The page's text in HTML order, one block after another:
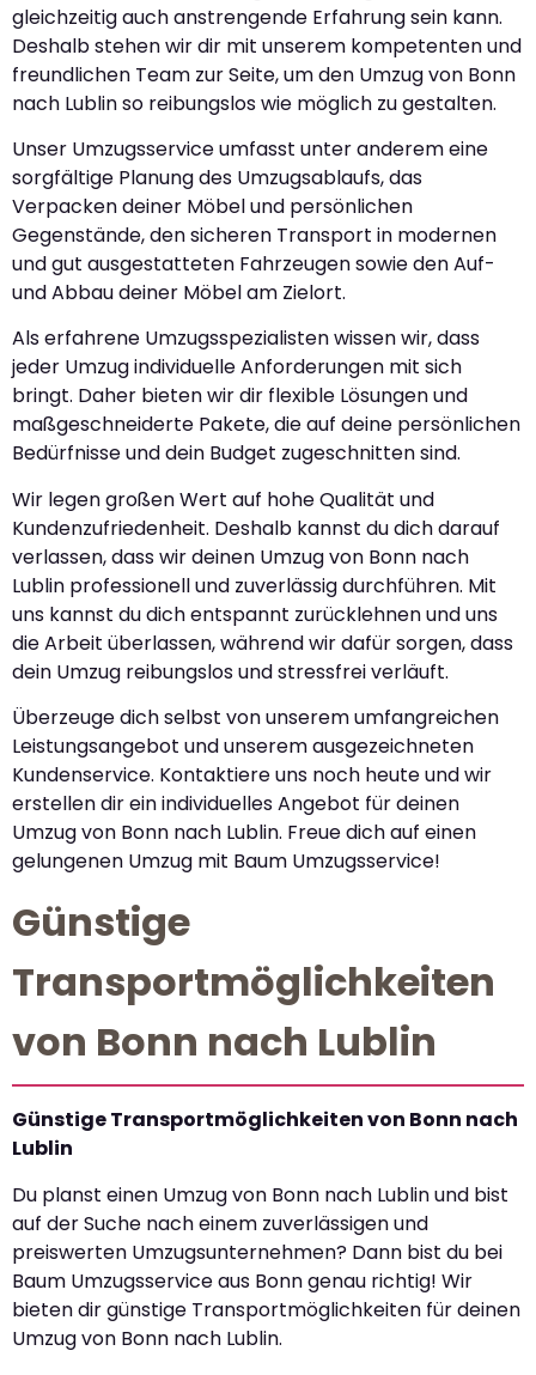
gleichzeitig auch anstrengende Erfahrung sein kann.
Deshalb stehen wir dir mit unserem kompetenten und
freundlichen Team zur Seite, um den Umzug von Bonn
nach Lublin so reibungslos wie möglich zu gestalten.
Unser Umzugsservice umfasst unter anderem eine
sorgfältige Planung des Umzugsablaufs, das
Verpacken deiner Möbel und persönlichen
Gegenstände, den sicheren Transport in modernen
und gut ausgestatteten Fahrzeugen sowie den Auf-
und Abbau deiner Möbel am Zielort.
Als erfahrene Umzugsspezialisten wissen wir, dass
jeder Umzug individuelle Anforderungen mit sich
bringt. Daher bieten wir dir flexible Lösungen und
maßgeschneiderte Pakete, die auf deine persönlichen
Bedürfnisse und dein Budget zugeschnitten sind.
Wir legen großen Wert auf hohe Qualität und
Kundenzufriedenheit. Deshalb kannst du dich darauf
verlassen, dass wir deinen Umzug von Bonn nach
Lublin professionell und zuverlässig durchführen. Mit
uns kannst du dich entspannt zurücklehnen und uns
die Arbeit überlassen, während wir dafür sorgen, dass
dein Umzug reibungslos und stressfrei verläuft.
Überzeuge dich selbst von unserem umfangreichen
Leistungsangebot und unserem ausgezeichneten
Kundenservice. Kontaktiere uns noch heute und wir
erstellen dir ein individuelles Angebot für deinen
Umzug von Bonn nach Lublin. Freue dich auf einen
gelungenen Umzug mit Baum Umzugsservice!
Günstige
Transportmöglichkeiten
von Bonn nach Lublin
Günstige Transportmöglichkeiten von Bonn nach
Lublin
Du planst einen Umzug von Bonn nach Lublin und bist
auf der Suche nach einem zuverlässigen und
preiswerten Umzugsunternehmen? Dann bist du bei
Baum Umzugsservice aus Bonn genau richtig! Wir
bieten dir günstige Transportmöglichkeiten für deinen
Umzug von Bonn nach Lublin.